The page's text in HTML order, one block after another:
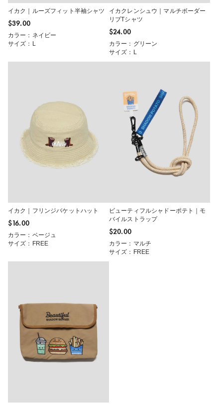
イカク｜ルーズフィット半袖シャツ
$‌39.00
カラー：ネイビー
サイズ：L
イカクレンシュウ｜マルチボーダー
リブTシャツ
$‌24.00
カラー：グリーン
サイズ：L
イカク｜フリンジバケットハット
$‌16.00
カラー：ベージュ
サイズ：FREE
ビューティフルシャドーポテト｜モ
バイルストラップ
$‌20.00
カラー：マルチ
サイズ：FREE